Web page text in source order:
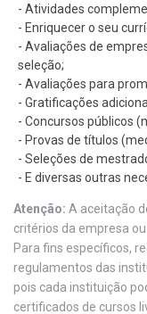
- Atividades
- Enriquecer o seu
- Avaliações de
seleção;
- Avaliações para
- Gratificações
- Concursos públicos
- Provas de títulos
- Seleções de
- E diversas outras
Atenção: A aceitação
critérios da empresa
Para fins específicos,
regulamentos das
pois cada instituição
certificados de cursos